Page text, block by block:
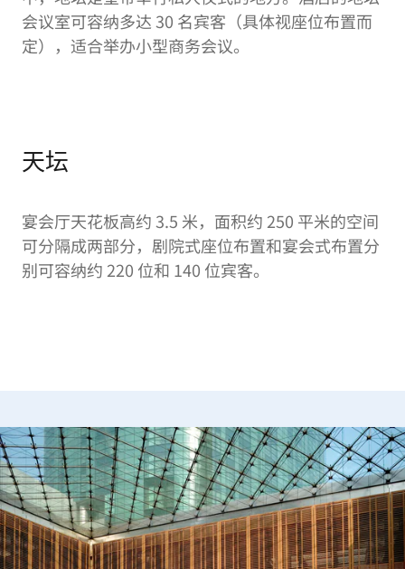
会议室可容纳多达 30 名宾客（具体视座位布置而
定），适合举办小型商务会议。
天坛
宴会厅天花板高约 3.5 米，面积约 250 平米的空间
可分隔成两部分，剧院式座位布置和宴会式布置分
别可容纳约 220 位和 140 位宾客。